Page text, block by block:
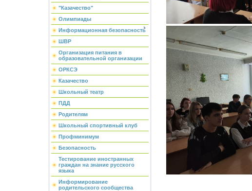
"Казачество"
Олимпиады
Информационная безопасность
ШВР
Организация питания в
образовательной организации
ОРКСЭ
Казачество
Школьный театр
ПДД
Родителям
Школьный спортивный клуб
Профминимум
Безопасность
Тестирование иностранных
граждан на знание русского
языка
Информирование
родительского сообщества